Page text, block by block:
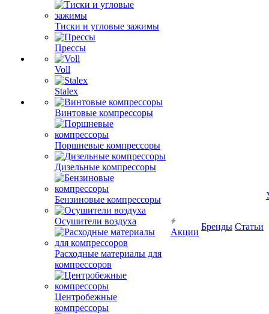
Тиски и угловые зажимы
Прессы
Voll
Stalex
Винтовые компрессоры
Поршневые компрессоры
Дизельные компрессоры
Бензиновые компрессоры
Осушители воздуха
Расходные материалы для
компрессоров
Центробежные
компрессоры
Акции
Бренды Статьи